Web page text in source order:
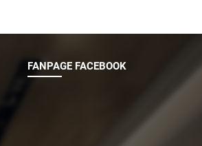
FANPAGE FACEBOOK